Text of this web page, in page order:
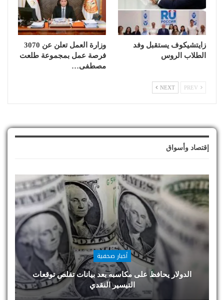
زايتشيكوف يستقبل وفد
الطلاب الروس
وزارة العمل تعلن عن 3070
فرصة عمل بمجموعة طلعت
مصطفى…
NEXT
إقتصاد وأسواق
أخبار صحفية
الدولار يحافظ على مكاسبه بعد بيانات تقلص توقعات
التيسير النقدي